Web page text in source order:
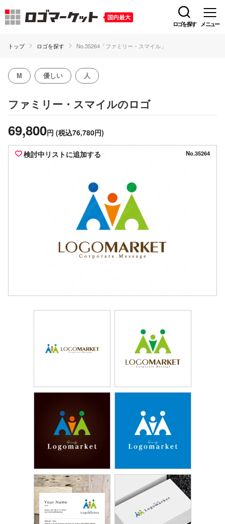
ロゴを探す メニュー
トップ ロゴを探す No.35264「ファミリー・スマイル」
M 優しい 人
ファミリー・スマイルのロゴ
69,800円 (税込76,780円)
検討中リストに追加する No.35264